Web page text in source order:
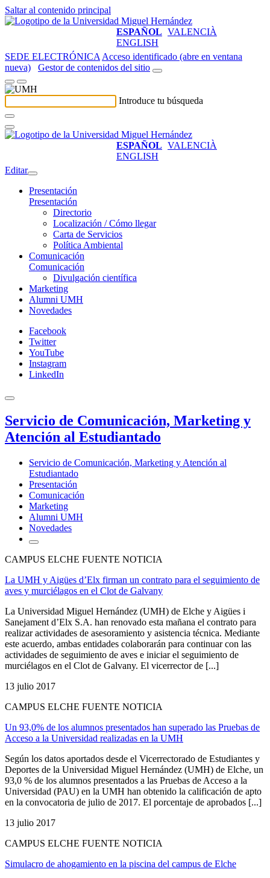
Saltar al contenido principal
ESPAÑOL VALENCIÀ
ENGLISH
SEDE ELECTRÓNICA Acceso identificado (abre en ventana
nueva)
Gestor de contenidos del sitio
Introduce tu búsqueda
ESPAÑOL VALENCIÀ
ENGLISH
Editar
Presentación
Presentación
Directorio
Localización / Cómo llegar
Carta de Servicios
Política Ambiental
Comunicación
Comunicación
Divulgación científica
Marketing
Alumni UMH
Novedades
Facebook
Twitter
YouTube
Instagram
LinkedIn
Servicio de Comunicación, Marketing y
Atención al Estudiantado
Servicio de Comunicación, Marketing y Atención al
Estudiantado
Presentación
Comunicación
Marketing
Alumni UMH
Novedades
CAMPUS ELCHE FUENTE NOTICIA
La UMH y Aigües d’Elx firman un contrato para el seguimiento de
aves y murciélagos en el Clot de Galvany
La Universidad Miguel Hernández (UMH) de Elche y Aigües i
Sanejament d’Elx S.A. han renovado esta mañana el contrato para
realizar actividades de asesoramiento y asistencia técnica. Mediante
este acuerdo, ambas entidades colaborarán para continuar con las
actividades de seguimiento de aves e iniciar el seguimiento de
murciélagos en el Clot de Galvany. El vicerrector de [...]
13 julio 2017
CAMPUS ELCHE FUENTE NOTICIA
Un 93,0% de los alumnos presentados han superado las Pruebas de
Acceso a la Universidad realizadas en la UMH
Según los datos aportados desde el Vicerrectorado de Estudiantes y
Deportes de la Universidad Miguel Hernández (UMH) de Elche, un
93,0 % de los alumnos presentados a las Pruebas de Acceso a la
Universidad (PAU) en la UMH han obtenido la calificación de apto
en la convocatoria de julio de 2017. El porcentaje de aprobados [...]
13 julio 2017
CAMPUS ELCHE FUENTE NOTICIA
Simulacro de ahogamiento en la piscina del campus de Elche